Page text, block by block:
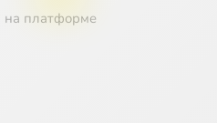
на платформе